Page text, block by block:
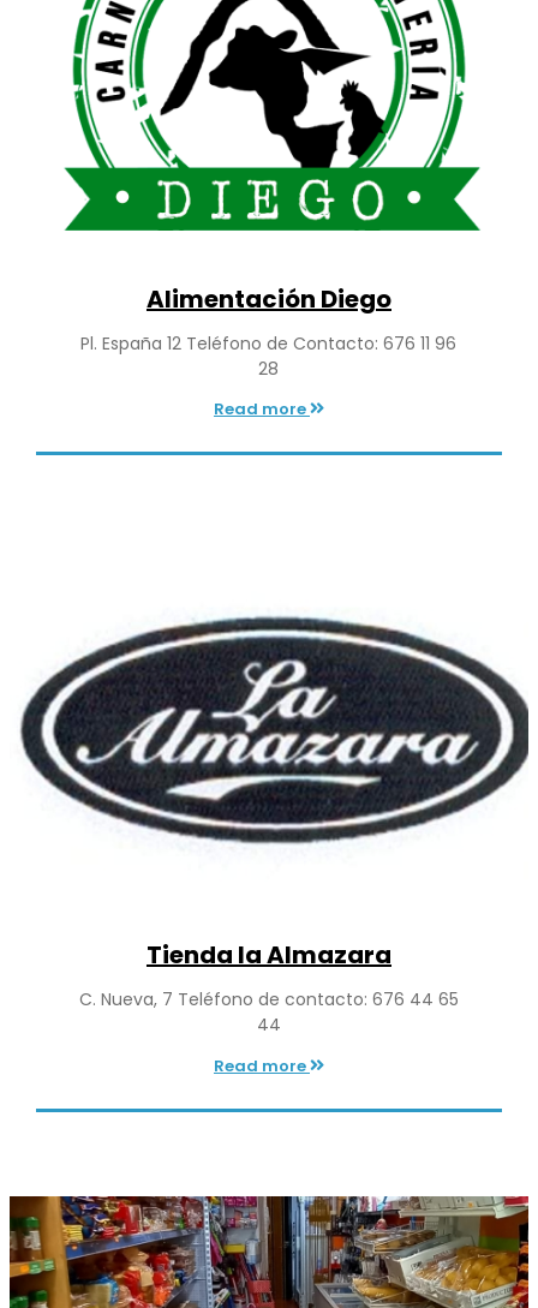
Alimentación Diego
Pl. España 12 Teléfono de Contacto: 676 11 96
28
Read more
Tienda la Almazara
C. Nueva, 7 Teléfono de contacto: 676 44 65
44
Read more